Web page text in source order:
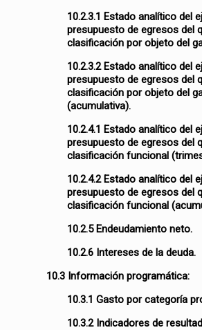
10.2.3.1 Estado analítico del
presupuesto de egresos del
clasificación por objeto del
10.2.3.2 Estado analítico del
presupuesto de egresos del
clasificación por objeto del
(acumulativa).
10.2.4.1 Estado analítico del
presupuesto de egresos del
clasificación funcional
10.2.4.2 Estado analítico del
presupuesto de egresos del
clasificación funcional
10.2.5 Endeudamiento neto.
10.2.6 Intereses de la deuda.
10.3 Información programática:
10.3.1 Gasto por categoría
10.3.2 Indicadores de